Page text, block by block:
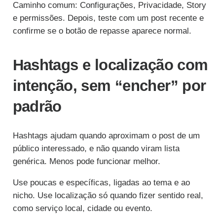
Caminho comum: Configurações, Privacidade, Story
e permissões. Depois, teste com um post recente e
confirme se o botão de repasse aparece normal.
Hashtags e localização com
intenção, sem “encher” por
padrão
Hashtags ajudam quando aproximam o post de um
público interessado, e não quando viram lista
genérica. Menos pode funcionar melhor.
Use poucas e específicas, ligadas ao tema e ao
nicho. Use localização só quando fizer sentido real,
como serviço local, cidade ou evento.